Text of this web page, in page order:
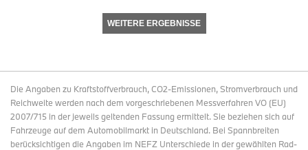
WEITERE ERGEBNISSE
Die Angaben zu Kraftstoffverbrauch, CO2-Emissionen, Stromverbrauch und
Reichweite werden nach dem vorgeschriebenen Messverfahren VO (EU)
2007/715 in der jeweils geltenden Fassung ermittelt. Sie beziehen sich auf
Fahrzeuge auf dem Automobilmarkt in Deutschland. Bei Spannbreiten
berücksichtigen die Angaben im NEFZ Unterschiede in der gewählten Rad-